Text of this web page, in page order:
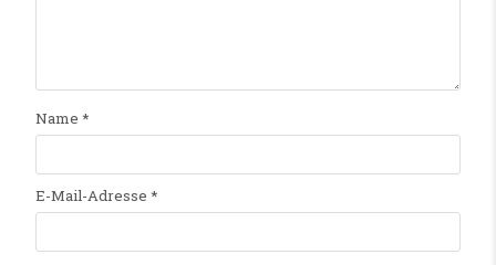
Name *
E-Mail-Adresse *